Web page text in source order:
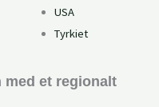
USA
Tyrkiet
med et regionalt